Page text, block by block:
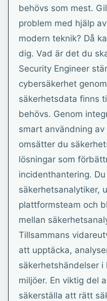
behövs som mest.
problem med hjälp
modern teknik? Då
dig. Vad är det du
Security Engineer
cybersäkerhet
säkerhetsdata finns
behövs. Genom
smart användning
omsätter du
lösningar som
incidenthantering.
säkerhetsanalytiker,
plattformsteam och
mellan
Tillsammans
att upptäcka,
säkerhetshändelser i
miljöer. En viktig del
säkerställa att rätt